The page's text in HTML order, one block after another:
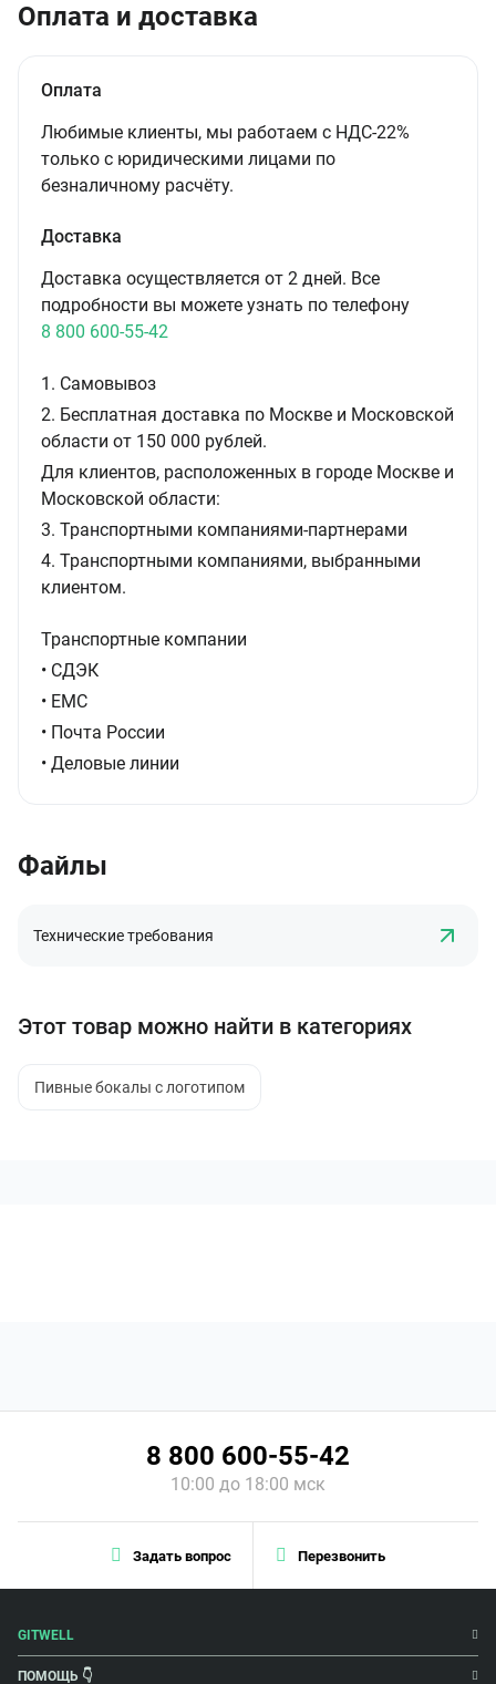
Оплата и доставка
Оплата
Любимые клиенты, мы работаем с НДС-22%
только с юридическими лицами по
безналичному расчёту.
Доставка
Доставка осуществляется от 2 дней. Все
подробности вы можете узнать по телефону
8 800 600-55-42
1. Самовывоз
2. Бесплатная доставка по Москве и Московской
области от 150 000 рублей.
Для клиентов, расположенных в городе Москве и
Московской области:
3. Транспортными компаниями-партнерами
4. Транспортными компаниями, выбранными
клиентом.
Транспортные компании
• СДЭК
• ЕМС
• Почта России
• Деловые линии
Файлы
Технические требования
Этот товар можно найти в категориях
Пивные бокалы с логотипом
Задать вопрос Перезвонить
8 800 600-55-42
10:00 до 18:00 мск
GITWELL
ПОМОЩЬ 👇